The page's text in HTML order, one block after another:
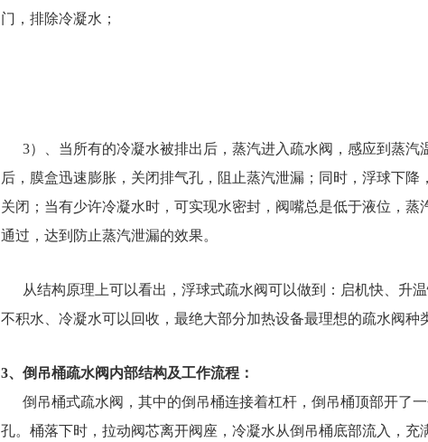
门，排除冷凝水；
3）、当所有的冷凝水被排出后，蒸汽进入疏水阀，感应到蒸汽
后，膜盒迅速膨胀，关闭排气孔，阻止蒸汽泄漏；同时，浮球下降
关闭；当有少许冷凝水时，可实现水密封，阀嘴总是低于液位，蒸
通过，达到防止蒸汽泄漏的效果。
从结构原理上可以看出，浮球式疏水阀可以做到：启机快、升温
不积水、冷凝水可以回收，最绝大部分加热设备最理想的疏水阀种
3、倒吊桶疏水阀内部结构及工作流程：
倒吊桶式疏水阀，其中的倒吊桶连接着杠杆，倒吊桶顶部开了
孔。桶落下时，拉动阀芯离开阀座，冷凝水从倒吊桶底部流入，充